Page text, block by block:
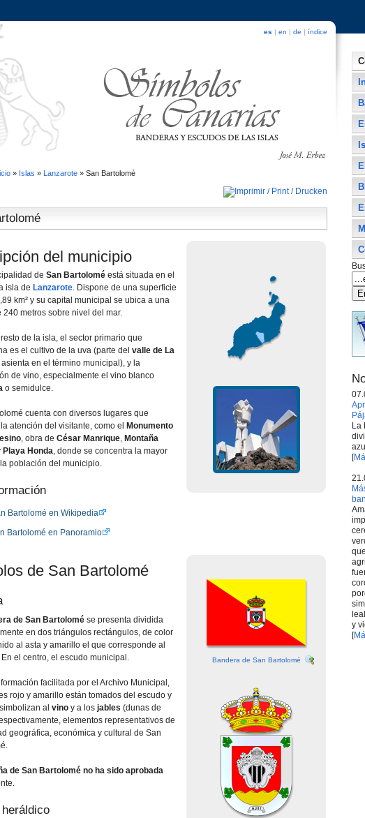
es | en | de | índice
» Islas » Lanzarote» San Bartolomé
del municipio
de San Bartolomé está situada en el
isla de Lanzarote. Dispone de una superficie
km² y su capital municipal se ubica a una
240 metros sobre nivel del mar.
de la isla, el sector primario que
es el cultivo de la uva (parte del valle de La
asienta en el término municipal), y la
de vino, especialmente el vino blanco
o semidulce.
cuenta con diversos lugares que
atención del visitante, como el
Monumento
, obra de César Manrique, Montaña
Playa Honda, donde se concentra la mayor
población del municipio.
Bartolomé en Wikipedia
Bartolomé en Panoramio
de San Bartolomé
de San Bartolomé se presenta dividida
en dos triángulos rectángulos, de color
al asta y amarillo el que corresponde al
En el centro, el escudo municipal.
facilitada por el Archivo Municipal,
rojo y amarillo están tomados del escudo y
al vino y a los jables (dunas de
elementos representativos de
geográfica, económica y cultural de San
de San Bartolomé no ha sido aprobada
Bandera de San Bartolomé
La
[
y
[